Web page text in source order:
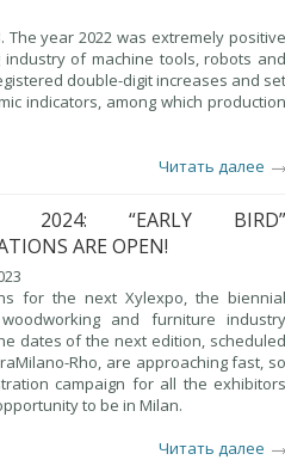
The year 2022 was extremely positive
of machine tools, robots and
double-digit increases and set
indicators, among which production
Читать далее
2024: “EARLY BIRD”
ARE OPEN!
for the next Xylexpo, the biennial
and furniture industry
dates of the next edition, scheduled
Rho, are approaching fast, so
campaign for all the exhibitors
to be in Milan.
Читать далее